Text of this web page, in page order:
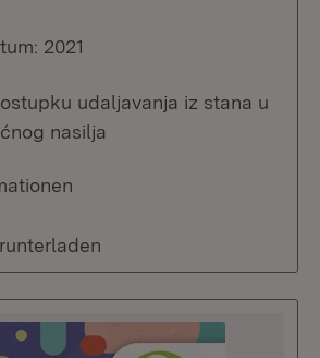
2021
udaljavanja iz stana u
nasilja